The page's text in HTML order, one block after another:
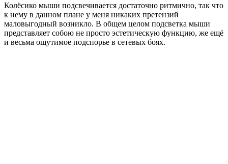
Колёсико мыши подсвечивается достаточно ритмично, так что
к нему в данном плане у меня никаких претензий
маловыгодный возникло. В общем целом подсветка мыши
представляет собою не просто эстетическую функцию, же ещё
и весьма ощутимое подспорье в сетевых боях.